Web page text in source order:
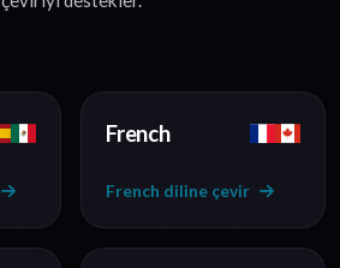
French
French diline çevir